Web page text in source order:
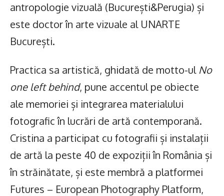
antropologie vizuală (București&Perugia) și
este doctor în arte vizuale al UNARTE
București.
Practica sa artistică, ghidată de motto-ul No
one left behind, pune accentul pe obiecte
ale memoriei și integrarea materialului
fotografic în lucrări de artă contemporană.
Cristina a participat cu fotografii și instalații
de artă la peste 40 de expoziții în România și
în străinătate, și este membră a platformei
Futures – European Photography Platform,